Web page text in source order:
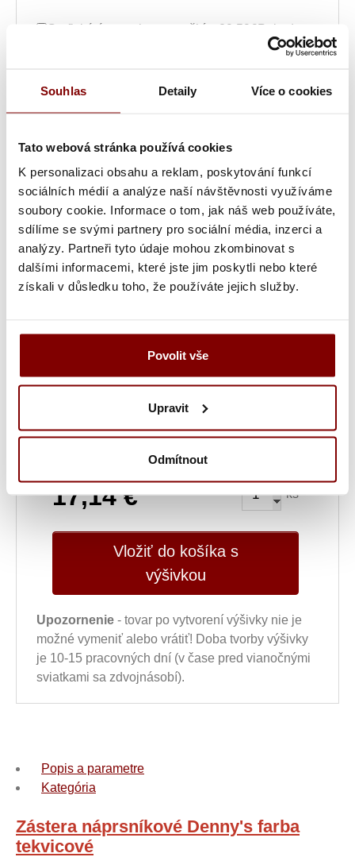
Souhlas Detaily Více o cookies
Tato webová stránka používá cookies
K personalizaci obsahu a reklam, poskytování funkcí
sociálních médií a analýze naší návštěvnosti využíváme
soubory cookie. Informace o tom, jak náš web používáte,
sdílíme se svými partnery pro sociální média, inzerci a
analýzy. Partneři tyto údaje mohou zkombinovat s
dalšími informacemi, které jste jim poskytli nebo které
získali v důsledku toho, že používáte jejich služby.
Povolit vše
Upravit
Odmítnout
Grafická úprava loga a vyšití + 29.59€Pokud
jste u nás již logo vyšívali, máme jej uložené a
Vyšitie loga + 5.10€
Pokud jste si u nás již logo
nechali vyšívat a chcete jej znovu vyšít z loga,
Vyšití textu + 5.10€
Maximálně dvouřádkové
vyšití jména, přezdívky nebo pracovní pozice.
Grafická úprava a vyšitie (logo + text) +
34.69€Ak ste u nás už logo vyšívali, máme ho
uložené a toto políčko pre vás neplatí. Maximálne
dvojriadkové vyšitie mená, prezývky alebo
pracovnej pozície.
chcete ho znovu vyšiť z loga, ktoré už máme u
nás uložené.
Ukážka textu:
17,14€ ks
Vložiť do košíka s
výšivkou
Upozornenie - tovar po vytvorení výšivky nie je
možné vymeniť alebo vrátiť! Doba tvorby výšivky
je 10-15 pracovných dní (v čase pred vianočnými
sviatkami sa zdvojnásobí).
Popis a parametre
Kategória
Zástera náprsníkové Denny's farba
tekvicové